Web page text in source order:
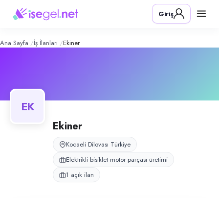
– Şirket Profili
Konum:
Ekiner, Dilovası, Kocaeli bölgesinde elektrikli bisiklet motor parçası
Giriş
Ana Sayfa İş İlanları Ekiner
EK
Ekiner
Kocaeli Dilovası Türkiye
Elektrikli bisiklet motor parçası üretimi
1 açık ilan